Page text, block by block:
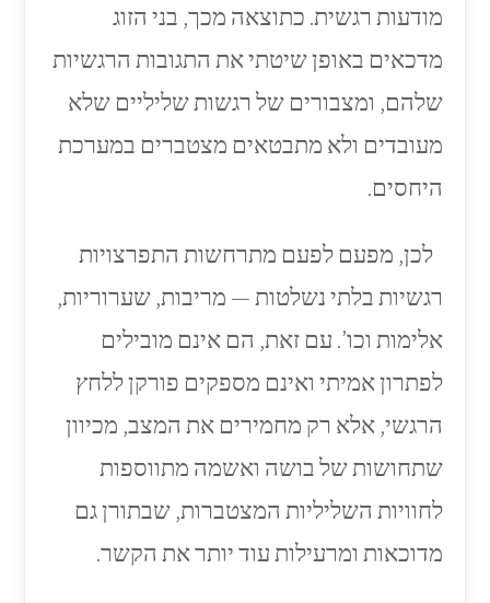
מודעות רגשית. כתוצאה מכך, בני הזוג
מדכאים באופן שיטתי את התגובות הרגשיות
שלהם, ומצבורים של רגשות שליליים שלא
מעובדים ולא מתבטאים מצטברים במערכת
היחסים.
לכן, מפעם לפעם מתרחשות התפרצויות
רגשיות בלתי נשלטות — מריבות, שערוריות,
אלימות וכו’. עם זאת, הם אינם מובילים
לפתרון אמיתי ואינם מספקים פורקן ללחץ
הרגשי, אלא רק מחמירים את המצב, מכיוון
שתחושות של בושה ואשמה מתווספות
לחוויות השליליות המצטברות, שבתורן גם
מדוכאות ומרעילות עוד יותר את הקשר.